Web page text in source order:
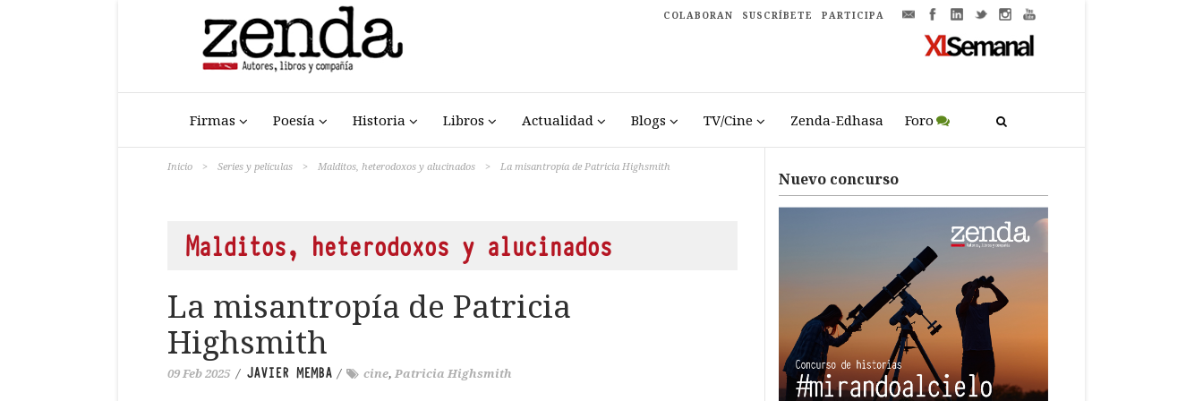
COLABORAN SUSCRÍBETE PARTICIPA
Firmas Poesía Historia Libros Actualidad Blogs TV/Cine Zenda-Edhasa Foro
Inicio > Series y películas > Malditos, heterodoxos y alucinados > La misantropía de Patricia Highsmith
Malditos, heterodoxos y alucinados
La misantropía de Patricia
Highsmith
09 Feb 2025 / JAVIER MEMBA / cine, Patricia Highsmith
Nuevo concurso